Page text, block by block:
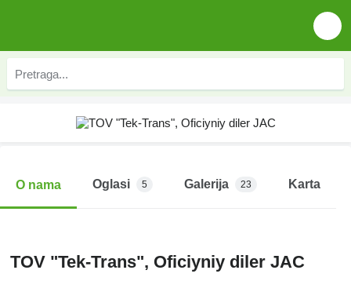
O nama Oglasi 5 Galerija 23 Karta
TOV "Tek-Trans", Oficiyniy diler JAC